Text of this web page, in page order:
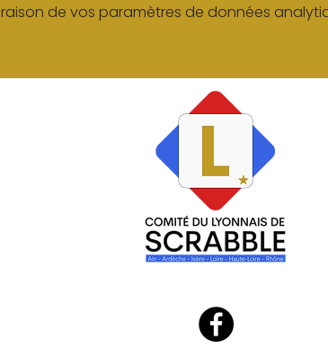
de vos paramètres de données